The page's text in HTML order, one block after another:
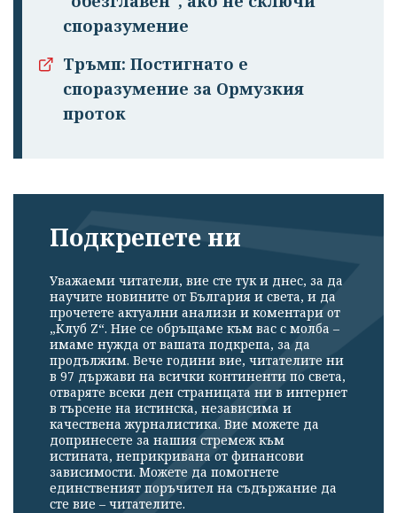
споразумение
Тръмп: Постигнато е
споразумение за Ормузкия
проток
Подкрепете ни
Уважаеми читатели, вие сте тук и днес, за да
научите новините от България и света, и да
прочетете актуални анализи и коментари от
„Клуб Z“. Ние се обръщаме към вас с молба –
имаме нужда от вашата подкрепа, за да
продължим. Вече години вие, читателите ни
в 97 държави на всички континенти по света,
отваряте всеки ден страницата ни в интернет
в търсене на истинска, независима и
качествена журналистика. Вие можете да
допринесете за нашия стремеж към
истината, неприкривана от финансови
зависимости. Можете да помогнете
единственият поръчител на съдържание да
сте вие – читателите.